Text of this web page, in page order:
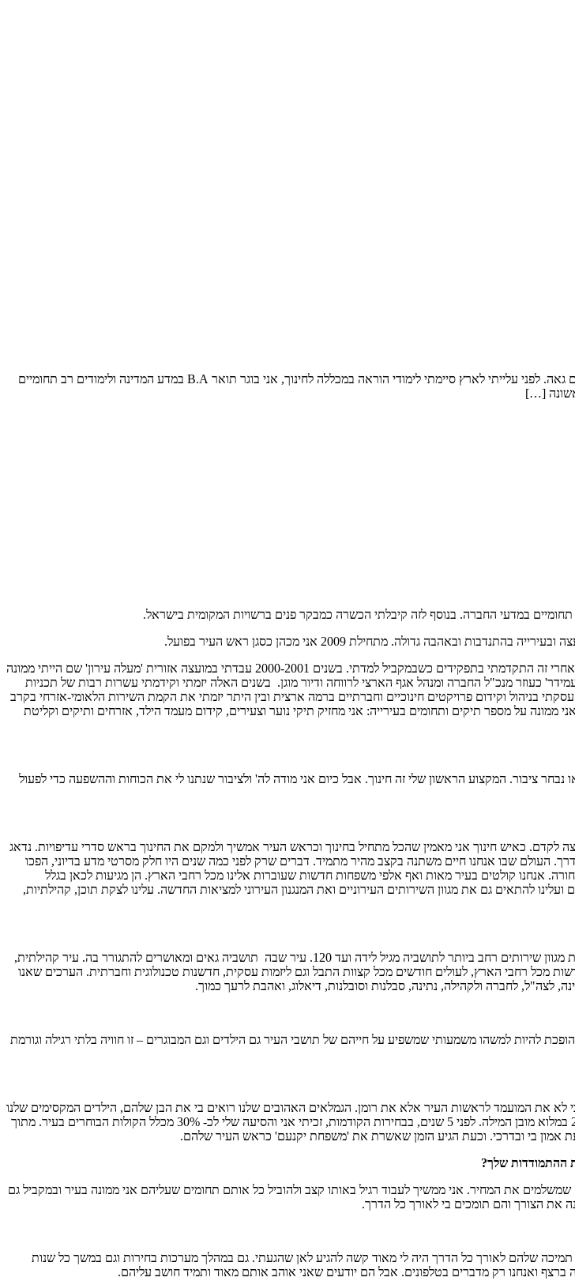
ספר לנו מי זה רומן פרס? אני בן 53, נשוי לטניה ואבא לדניאל בן 27, טלי בת 23 ונועם בן 14. תושב יקנעם גאה. לפני עלייתי לארץ סיימתי לימודי הוראה במכללה לחינוך, אני בוגר תואר B.A במדע המדינה ולימודים רב תחומיים
[…]
אחרי שעליתי לארץ באוגוסט 1991, התחלתי לעבוד במפעל אוסם ביקנעם, בהתחלה בתור פועל אריזה ואחרי זה התקדמתי בתפקידים כשבמקביל למדתי. בשנים 2000-2001 עבדתי במועצה אזורית 'מעלה עירון' שם הייתי ממונה
הפיתוח והקשרים עם משרדי הממשלה. בשנים 2001-2006 עבדתי בחברת 'עמידר' כעוזר מנכ"ל החברה ומנהל אגף הארצי לרווחה ודיור מוגן. בשנים האלה יזמתי וקידמתי עשרות רבות של תכניות
בניהול וקידום פרויקטים חינוכיים וחברתיים ברמה ארצית ובין היתר יזמתי את הקמת השירות הלאומי-אזרחי בקרב
ממונה על מספר תיקים ותחומים בעירייה: אני מחזיק תיקי נוער וצעירים, קידום מעמד הילד, אזרחים ותיקים וקליטת
נבחר ציבור. המקצוע הראשון שלי זה חינוך. אבל כיום אני מודה לה' ולציבור שנתנו לי את הכוחות וההשפעה כדי לפעול
לקדם. כאיש חינוך אני מאמין שהכל מתחיל בחינוך וכראש העיר אמשיך ולמקם את החינוך בראש סדרי עדיפויות. נדאג
דרך. העולם שבו אנחנו חיים משתנה בקצב מהיר מתמיד. דברים שרק לפני כמה שנים היו חלק מסרטי מדע בדיוני, הפכו
אנחנו קולטים בעיר מאות ואף אלפי משפחות חדשות שעוברות אלינו מכל רחבי הארץ. הן מגיעות לכאן בגלל
להתאים גם את מגוון השירותים העירוניים ואת המנגנון העירוני למציאות החדשה. עלינו לצקת תוכן, קהילתיות,
החזון שלי הוא להוביל את יקנעם להיות בקדמת הערים היפות והמובילות בישראל ובעולם, לעיר שמספקת מגוון שירותים רחב ביותר לתושביה מגיל לידה ועד 120. עיר שבה תושביה גאים ומאושרים להתגורר בה. עיר קהילתית,
רחבי הארץ, לעולים חודשים מכל קצוות התבל וגם ליזמות עסקית, חדשנות טכנולוגית וחברתית. הערכים שאנו
לצה"ל, לחברה ולקהילה, נתינה, סבלנות וסובלנות, דיאלוג, ואהבת לרעך כמוך.
להיות למשהו משמעותי שמשפיע על חייהם של תושבי העיר גם הילדים וגם המבוגרים – זו חוויה בלתי רגילה וגורמת
את המועמד לראשות העיר אלא את רומן. הגמלאים האהובים שלנו רואים בי את הבן שלהם, הילדים המקסימים שלנו
רואים בי חבר. נוצר בינינו קשר מיוחד ואני מתרגש מזה כל פעם מחדש. הם יודעים שאני זמין עבורם 24/7 במלוא מובן המילה. לפני 5 שנים, בבחירות הקודמות, זכיתי אני והסיעה שלי לכ- 30% מכלל הקולות הבוחרים בעיר. מתוך
ההתמודדות שלך?
את המחיר. אני ממשיך לעבוד רגיל באותו קצב ולהוביל כל אותם תחומים שעליהם אני ממונה בעיר ובמקביל גם
את הצורך והם תומכים בי לאורך כל הדרך.
לצדי. בלי תמיכה שלהם לאורך כל הדרך היה לי מאוד קשה להגיע לאן שהגעתי. גם במהלך מערכות בחירות וגם במשך כל שנות